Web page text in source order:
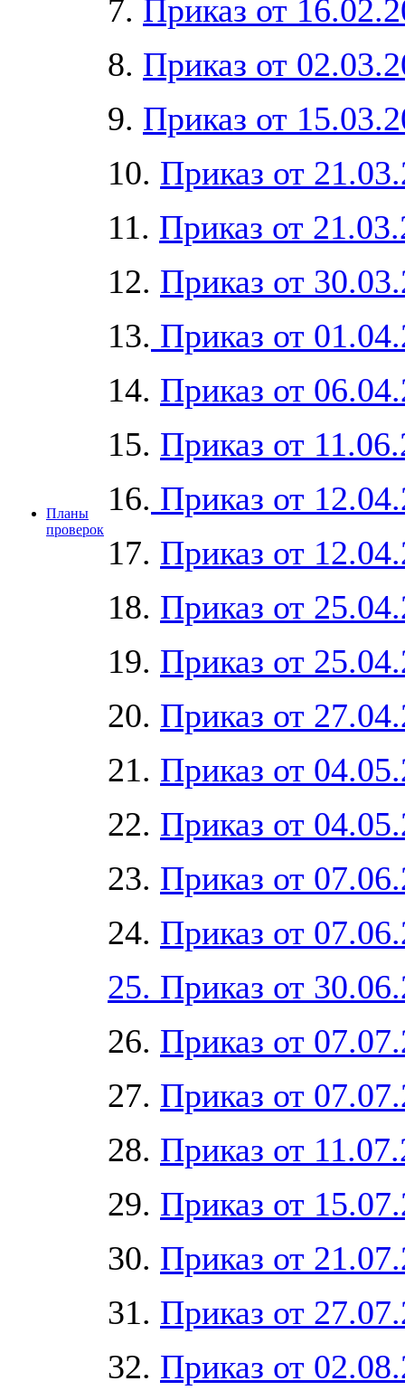
Планы
проверок
7. Приказ от
8. Приказ от
9. Приказ от
10. Приказ от
11. Приказ от
12. Приказ от
13. Приказ от
14. Приказ от
15. Приказ от
16. Приказ от
17. Приказ от
18. Приказ от
19. Приказ от
20. Приказ от
21. Приказ от
22. Приказ от
23. Приказ от
24. Приказ от
25. Приказ от
26. Приказ от
27. Приказ от
28. Приказ от
29. Приказ от
30. Приказ от
31. Приказ от
32. Приказ от